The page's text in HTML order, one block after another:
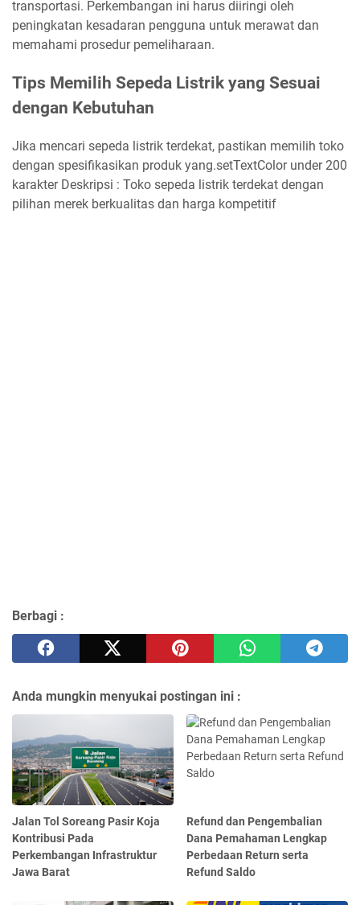
transportasi. Perkembangan ini harus diiringi oleh
peningkatan kesadaran pengguna untuk merawat dan
memahami prosedur pemeliharaan.
Tips Memilih Sepeda Listrik yang Sesuai
dengan Kebutuhan
Jika mencari sepeda listrik terdekat, pastikan memilih toko
dengan spesifikasikan produk yang.setTextColor under 200
karakter Deskripsi : Toko sepeda listrik terdekat dengan
pilihan merek berkualitas dan harga kompetitif
Berbagi :
Anda mungkin menyukai postingan ini :
Jalan Tol Soreang Pasir Koja
Kontribusi Pada
Perkembangan Infrastruktur
Jawa Barat
Refund dan Pengembalian
Dana Pemahaman Lengkap
Perbedaan Return serta
Refund Saldo